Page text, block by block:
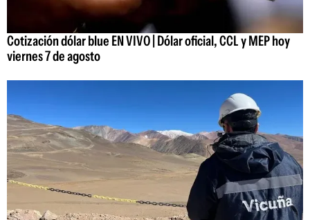
Cotización dólar blue EN VIVO | Dólar oficial, CCL y MEP hoy
viernes 7 de agosto